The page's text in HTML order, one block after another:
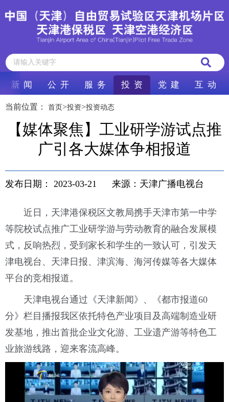
新 闻 公 开 服 务 投 资 党 建 互 动
当前位置： 首页>投资>投资动态
【媒体聚焦】工业研学游试点推
广引各大媒体争相报道
发布日期： 2023-03-21 来源：天津广播电视台
近日，天津港保税区文教局携手天津市第一中学
等院校试点推广工业研学游与劳动教育的融合发展模
式，反响热烈，受到家长和学生的一致认可，引发天
津电视台、天津日报、津滨海、海河传媒等各大媒体
平台的竞相报道。
天津电视台通过《天津新闻》、《都市报道60
分》栏目播报我区依托特色产业项目及高端制造业研
发基地，推出首批企业文化游、工业遗产游等特色工
业旅游线路，迎来客流高峰。